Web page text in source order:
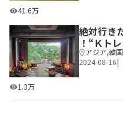
韓国・ソウルの2泊3日お
41.6万
絶対行きたいソウルのお
1.3万
絶対行き
！“Ｋト
アジア,韓国
2024-08-16|